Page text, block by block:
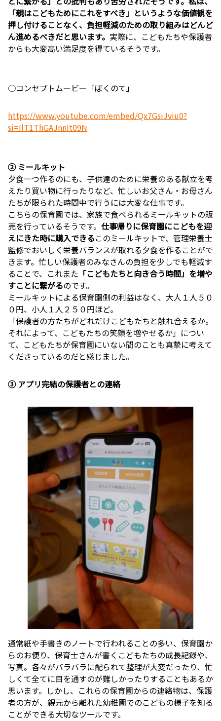
「親はこどもためにこれをすべき」というような価値観を
押し付けることなく、負担軽減のための取り組みはどんど
ん進めるべきだと思います。 実際に、こどもたちや保護者
からも大変高い満足度を得ているそうです。
○コンセプトムービー「ぼくのて」
https://www.youtube.com/embed/Qx7GsiJviu0?
si=IlT1ThGAJnnIt09N
② ミールキット
夕食一つ作るのにも、子供達のために栄養のある献立を考
えたり買い物に行ったりなど、忙しいお父さん・お母さん
たちが限られた時間中で行うには大変な仕事です。
こちらの保育園では、家族で食べられるミールキットの販
売を行っているそうです。 仕事帰りに保育園にこどもを迎
えにきた時に購入できるこのミールキットで、管理栄養士
監修でおいしく栄養バランスが取れる夕食を作ることがで
きます。忙しい保護者のみなさんの負担を少しでも軽減す
ることで、これまた 「こどもたちと向き合う時間」を増や
すことに繋がるのです。
ミールキットによる保育園側の利益はなく、大人１人５０
０円、小人１人２５０円ほど。
「保護者の方たちがどれだけこどもたちと触れ合えるか。
それによって、こどもたちの笑顔を増やせるか」につい
て、こどもたちが保育園にいない間のことも真摯に考えて
くださっているのだと感じました。
③ アプリ完結の保護者との連絡
通常紙や手書きのノートで行われることの多い、保育園か
らのお便り、保育士さんが書くこどもたちの成長記録や、
写真。各々がバラバラに配られて整理が大変だったり、忙
しくて全てに目を通すのが難しかったりすることもあるか
思います。しかし、これらの保育園からの連絡物は、保護
者の方が、親元から離れた幼稚園でのこどもの様子を知る
ことができる大切なツールです。